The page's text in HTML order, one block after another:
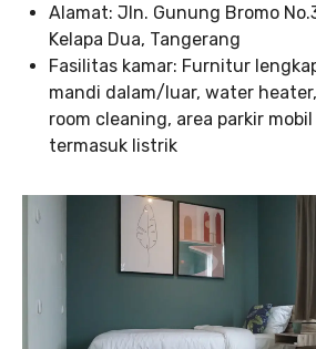
Alamat: Jln. Gunung Bromo
Kelapa Dua, Tangerang
Fasilitas kamar: Furnitur
mandi dalam/luar, water
room cleaning, area parkir
termasuk listrik